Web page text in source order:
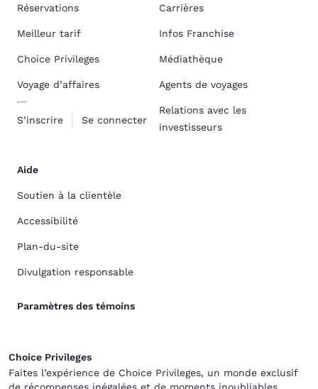
Réservations
Meilleur tarif
Choice Privileges
Voyage d’affaires
S’inscrire Se connecter
Carrières
Infos Franchise
Médiathèque
Agents de voyages
Relations avec les
investisseurs
Aide
Soutien à la clientèle
Accessibilité
Plan-du-site
Divulgation responsable
Paramètres des témoins
Choice Privileges
Faites l’expérience de Choice Privileges, un monde exclusif